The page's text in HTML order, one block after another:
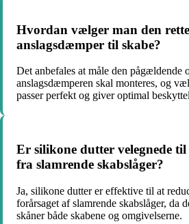
Hvordan vælger man den
anslagsdæmper til skabe?
Det anbefales at måle den pågældende
anslagsdæmperen skal monteres, og
passer perfekt og giver optimal
Er silikone dutter velegnede til
fra slamrende skabslåger?
Ja, silikone dutter er effektive til at
forårsaget af slamrende skabslåger, da
skåner både skabene og omgivelserne.